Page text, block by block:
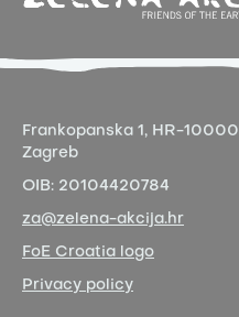
Frankopanska 1, HR-10000
Zagreb
OIB: 20104420784
za@zelena-akcija.hr
FoE Croatia logo
Privacy policy